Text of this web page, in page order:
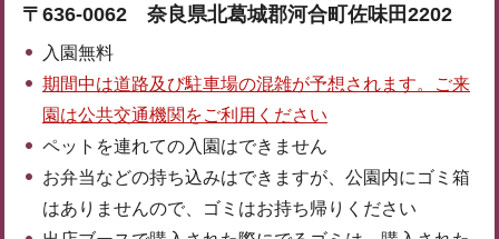
〒636-0062 奈良県北葛城郡河合町佐味田2202
入園無料
期間中は道路及び駐車場の混雑が予想されます。ご来
園は公共交通機関をご利用ください
ペットを連れての入園はできません
お弁当などの持ち込みはできますが、公園内にゴミ箱
はありませんので、ゴミはお持ち帰りください